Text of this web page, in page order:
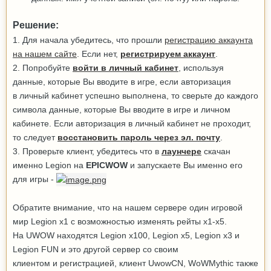
Решение:
1. Для начала убедитесь, что прошли регистрацию аккаунта
на нашем сайте . Если нет, регистрируем аккаунт
2. Попробуйте войти в личный кабинет , используя
данные, которые Вы вводите в игре, если авторизация
в личный кабинет успешно выполнена, то сверьте до каждого
символа данные, которые Вы вводите в игре и личном
кабинете. Если авторизация в личный кабинет не проходит,
то следует восстановить пароль через эл. почту
3. Проверьте клиент, убедитесь что в лаунчере скачан
именно Legion на EPICWOW и запускаете Вы именно его
для игры -
Обратите внимание, что на нашем сервере один игровой
мир Legion x1 с возможностью изменять рейты х1-х5.
На UWOW находятся Legion x100, Legion x5, Legion x3 и
Legion FUN и это другой сервер со своим
клиентом и регистрацией, клиент UwowCN, WoWMythic также